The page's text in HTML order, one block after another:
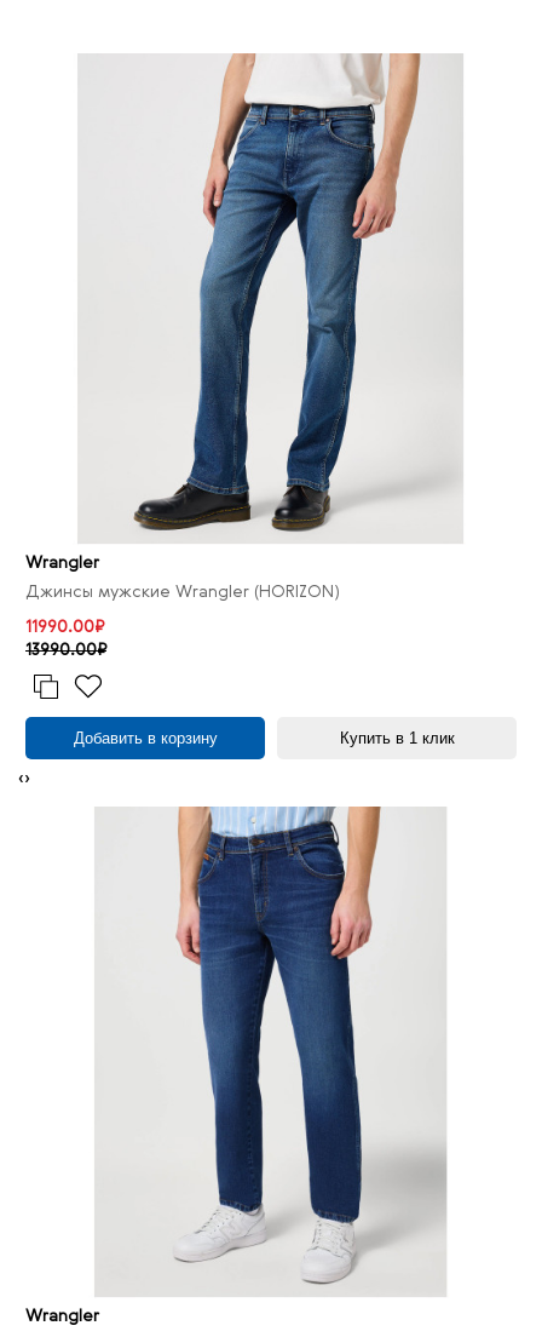
Wrangler
Джинсы мужские Wrangler (HORIZON)
11990.00₽
13990.00₽
Добавить в корзину Купить в 1 клик
‹›
Wrangler